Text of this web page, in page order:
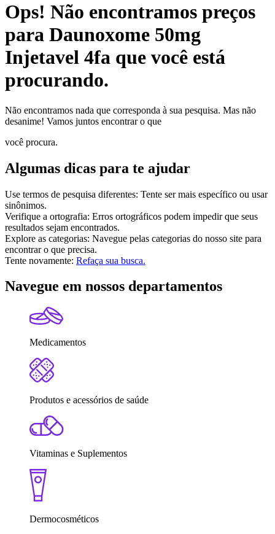
Ops! Não encontramos preços
para Daunoxome 50mg
Injetavel 4fa que você está
procurando.
Não encontramos nada que corresponda à sua pesquisa. Mas não
desanime! Vamos juntos encontrar o que
você procura.
Algumas dicas para te ajudar
Use termos de pesquisa diferentes: Tente ser mais específico ou usar
sinônimos.
Verifique a ortografia: Erros ortográficos podem impedir que seus
resultados sejam encontrados.
Explore as categorias: Navegue pelas categorias do nosso site para
encontrar o que precisa.
Tente novamente: Refaça sua busca.
Navegue em nossos departamentos
Medicamentos
Produtos e acessórios de saúde
Vitaminas e Suplementos
Dermocosméticos